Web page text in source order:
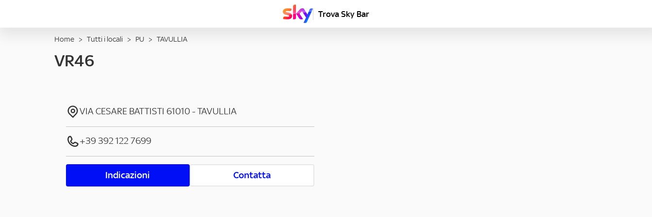
Trova Sky Bar
Home > Tutti i locali > PU > TAVULLIA
VR46
VIA CESARE BATTISTI 61010 -TAVULLIA
+39 392 122 7699
Indicazioni Contatta